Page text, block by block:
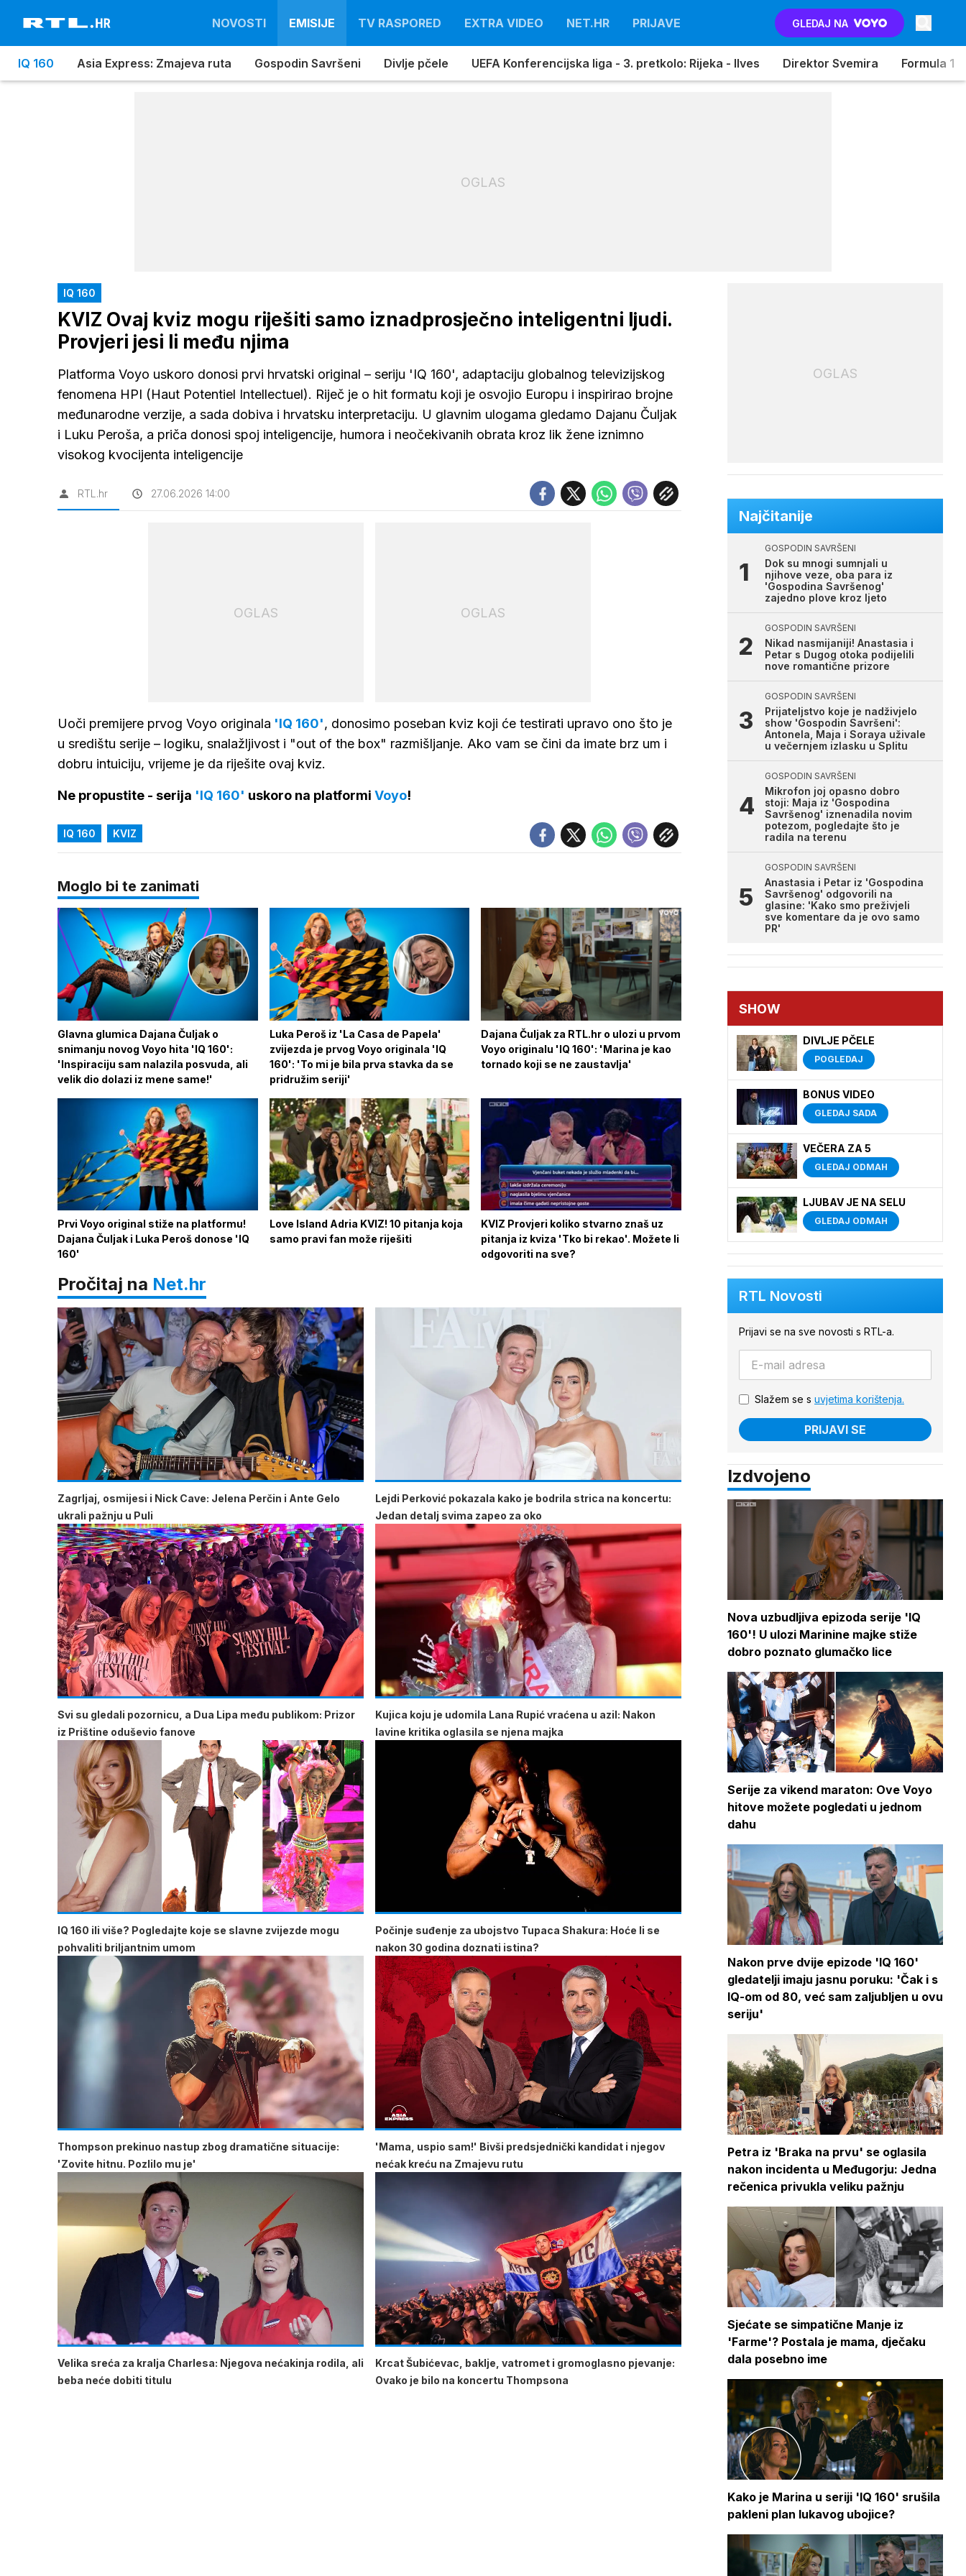
NOVOSTI EMISIJE TV RASPORED EXTRA VIDEO NET.HR PRIJAVE GLEDAJ NA
IQ 160 Asia Express: Zmajeva ruta Gospodin Savršeni Divlje pčele UEFA Konferencijska liga - 3. pretkolo: Rijeka - Ilves Direktor Svemira Formula 1
OGLAS
IQ 160
KVIZ Ovaj kviz mogu riješiti samo iznadprosječno inteligentni ljudi.
Provjeri jesi li među njima
Platforma Voyo uskoro donosi prvi hrvatski original – seriju 'IQ 160', adaptaciju globalnog televizijskog
fenomena HPI (Haut Potentiel Intellectuel). Riječ je o hit formatu koji je osvojio Europu i inspirirao brojne
međunarodne verzije, a sada dobiva i hrvatsku interpretaciju. U glavnim ulogama gledamo Dajanu Čuljak
i Luku Peroša, a priča donosi spoj inteligencije, humora i neočekivanih obrata kroz lik žene iznimno
visokog kvocijenta inteligencije
RTL.hr 27.06.2026 14:00
OGLAS OGLAS
Uoči premijere prvog Voyo originala 'IQ 160', donosimo poseban kviz koji će testirati upravo ono što je
u središtu serije – logiku, snalažljivost i "out of the box" razmišljanje. Ako vam se čini da imate brz um i
dobru intuiciju, vrijeme je da riješite ovaj kviz.
Ne propustite - serija 'IQ 160' uskoro na platformi Voyo!
IQ 160 KVIZ
Moglo bi te zanimati
Glavna glumica Dajana Čuljak o
snimanju novog Voyo hita 'IQ 160':
'Inspiraciju sam nalazila posvuda, ali
velik dio dolazi iz mene same!'
Luka Peroš iz 'La Casa de Papela'
zvijezda je prvog Voyo originala 'IQ
160': 'To mi je bila prva stavka da se
pridružim seriji'
Dajana Čuljak za RTL.hr o ulozi u prvom
Voyo originalu 'IQ 160': 'Marina je kao
tornado koji se ne zaustavlja'
Prvi Voyo original stiže na platformu!
Dajana Čuljak i Luka Peroš donose 'IQ
160'
Love Island Adria KVIZ! 10 pitanja koja
samo pravi fan može riješiti
KVIZ Provjeri koliko stvarno znaš uz
pitanja iz kviza 'Tko bi rekao'. Možete li
odgovoriti na sve?
Pročitaj na Net.hr
Zagrljaj, osmijesi i Nick Cave: Jelena Perčin i Ante Gelo
ukrali pažnju u Puli
Lejdi Perković pokazala kako je bodrila strica na koncertu:
Jedan detalj svima zapeo za oko
Svi su gledali pozornicu, a Dua Lipa među publikom: Prizor
iz Prištine oduševio fanove
Kujica koju je udomila Lana Rupić vraćena u azil: Nakon
lavine kritika oglasila se njena majka
IQ 160 ili više? Pogledajte koje se slavne zvijezde mogu
pohvaliti briljantnim umom
Počinje suđenje za ubojstvo Tupaca Shakura: Hoće li se
nakon 30 godina doznati istina?
Thompson prekinuo nastup zbog dramatične situacije:
'Zovite hitnu. Pozlilo mu je'
'Mama, uspio sam!' Bivši predsjednički kandidat i njegov
nećak kreću na Zmajevu rutu
Velika sreća za kralja Charlesa: Njegova nećakinja rodila, ali
beba neće dobiti titulu
Krcat Šubićevac, baklje, vatromet i gromoglasno pjevanje:
Ovako je bilo na koncertu Thompsona
OGLAS
Najčitanije
GOSPODIN SAVRŠENI
Dok su mnogi sumnjali u
njihove veze, oba para iz
'Gospodina Savršenog'
zajedno plove kroz ljeto
GOSPODIN SAVRŠENI
Nikad nasmijaniji! Anastasia i
Petar s Dugog otoka podijelili
nove romantične prizore
GOSPODIN SAVRŠENI
Prijateljstvo koje je nadživjelo
show 'Gospodin Savršeni':
Antonela, Maja i Soraya uživale
u večernjem izlasku u Splitu
GOSPODIN SAVRŠENI
Mikrofon joj opasno dobro
stoji: Maja iz 'Gospodina
Savršenog' iznenadila novim
potezom, pogledajte što je
radila na terenu
GOSPODIN SAVRŠENI
Anastasia i Petar iz 'Gospodina
Savršenog' odgovorili na
glasine: 'Kako smo preživjeli
sve komentare da je ovo samo
PR'
SHOW
DIVLJE PČELE
POGLEDAJ
BONUS VIDEO
GLEDAJ SADA
VEČERA ZA 5
GLEDAJ ODMAH
LJUBAV JE NA SELU
GLEDAJ ODMAH
RTL Novosti
Prijavi se na sve novosti s RTL-a.
Slažem se s uvjetima korištenja.
PRIJAVI SE
Izdvojeno
Nova uzbudljiva epizoda serije 'IQ
160'! U ulozi Marinine majke stiže
dobro poznato glumačko lice
Serije za vikend maraton: Ove Voyo
hitove možete pogledati u jednom
dahu
Nakon prve dvije epizode 'IQ 160'
gledatelji imaju jasnu poruku: 'Čak i s
IQ-om od 80, već sam zaljubljen u ovu
seriju'
Petra iz 'Braka na prvu' se oglasila
nakon incidenta u Međugorju: Jedna
rečenica privukla veliku pažnju
Sjećate se simpatične Manje iz
'Farme'? Postala je mama, dječaku
dala posebno ime
Kako je Marina u seriji 'IQ 160' srušila
pakleni plan lukavog ubojice?